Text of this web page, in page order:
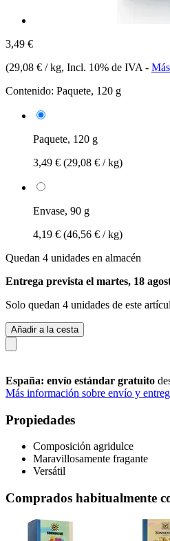
3,49 €
(29,08 € / kg, Incl. 10% de IVA -
Contenido: Paquete, 120 g
Paquete, 120 g
3,49 € (29,08 € / kg)
Envase, 90 g
4,19 € (46,56 € / kg)
Quedan 4 unidades en almacén
Entrega prevista el martes, 18
Solo quedan 4 unidades de este
Añadir a la cesta
España: envío estándar gratuito
Más información sobre envío y
Propiedades
Composición agridulce
Maravillosamente fragante
Versátil
Comprados habitualmente